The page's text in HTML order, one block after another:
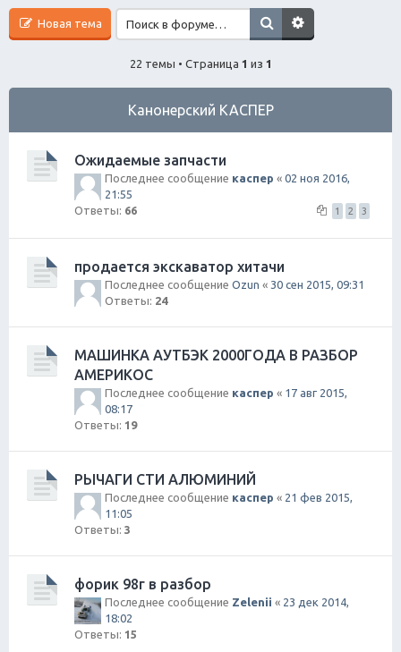
Новая тема
22 темы • Страница 1 из 1
Канонерский КАСПЕР
Ожидаемые запчасти
Последнее сообщение каспер « 02 ноя 2016,
21:55
Ответы: 66 1 2 3
продается экскаватор хитачи
Последнее сообщение Ozun « 30 сен 2015, 09:31
Ответы: 24
МАШИНКА АУТБЭК 2000ГОДА В РАЗБОР
АМЕРИКОС
Последнее сообщение каспер « 17 авг 2015,
08:17
Ответы: 19
РЫЧАГИ СТИ АЛЮМИНИЙ
Последнее сообщение каспер « 21 фев 2015,
11:05
Ответы: 3
форик 98г в разбор
Последнее сообщение Zelenii « 23 дек 2014,
18:02
Ответы: 15